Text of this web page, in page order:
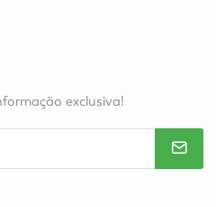
exclusiva!